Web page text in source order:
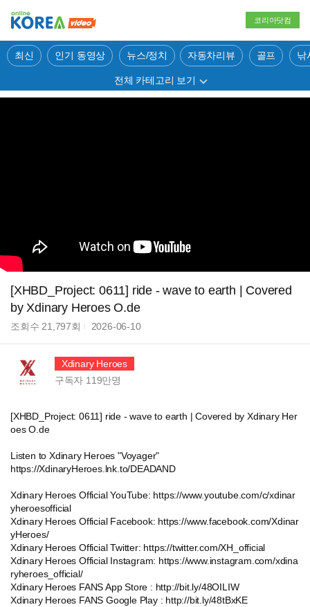
코리아닷컴
최신 인기 동영상 뉴스/정치 자동차리뷰 골프 낚
전체 카테고리 보기
[XHBD_Project: 0611] ride - wave to earth | Covered
by Xdinary Heroes O.de
조회수 21,797회 2026-06-10
Xdinary Heroes
구독자 119만명
[XHBD_Project: 0611] ride - wave to earth | Covered by Xdinary Her
oes O.de
Listen to Xdinary Heroes "Voyager"
https://XdinaryHeroes.lnk.to/DEADAND
Xdinary Heroes Official YouTube: https://www.youtube.com/c/xdinar
yheroesofficial
Xdinary Heroes Official Facebook: https://www.facebook.com/Xdinar
yHeroes/
Xdinary Heroes Official Twitter: https://twitter.com/XH_official
Xdinary Heroes Official Instagram: https://www.instagram.com/xdina
ryheroes_official/
Xdinary Heroes FANS App Store : http://bit.ly/48OILIW
Xdinary Heroes FANS Google Play : http://bit.ly/48tBxKE